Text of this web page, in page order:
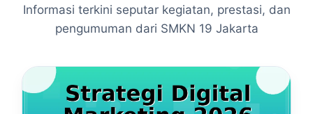
Informasi terkini seputar kegiatan, prestasi, dan
pengumuman dari SMKN 19 Jakarta